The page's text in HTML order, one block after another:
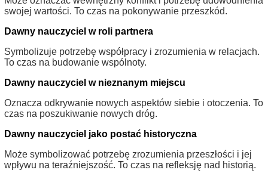
swojej wartości. To czas na pokonywanie przeszkód.
Dawny nauczyciel w roli partnera
Symbolizuje potrzebę współpracy i zrozumienia w relacjach.
To czas na budowanie wspólnoty.
Dawny nauczyciel w nieznanym miejscu
Oznacza odkrywanie nowych aspektów siebie i otoczenia. To
czas na poszukiwanie nowych dróg.
Dawny nauczyciel jako postać historyczna
Może symbolizować potrzebę zrozumienia przeszłości i jej
wpływu na teraźniejszość. To czas na refleksję nad historią.